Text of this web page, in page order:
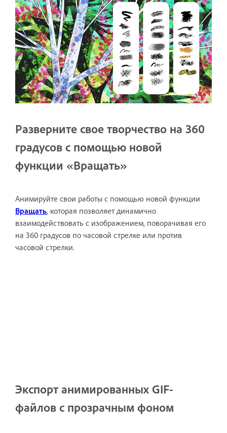
Разверните свое творчество на 360
градусов с помощью новой
функции «Вращать»
Анимируйте свои работы с помощью новой функции
Вращать, которая позволяет динамично
взаимодействовать с изображением, поворачивая его
на 360 градусов по часовой стрелке или против
часовой стрелки.
Экспорт анимированных GIF-
файлов с прозрачным фоном